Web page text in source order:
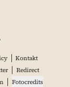
Kontakt
Redirect
Fotocredits